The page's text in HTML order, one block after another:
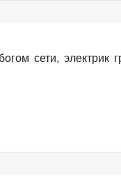
сети, электрик